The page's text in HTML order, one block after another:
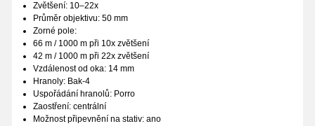
Zvětšení: 10–22x
Průměr objektivu: 50 mm
Zorné pole:
66 m / 1000 m při 10x zvětšení
42 m / 1000 m při 22x zvětšení
Vzdálenost od oka: 14 mm
Hranoly: Bak-4
Uspořádání hranolů: Porro
Zaostření: centrální
Možnost připevnění na stativ: ano